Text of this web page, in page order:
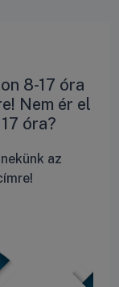
8-17 óra
Nem ér el
óra?
az